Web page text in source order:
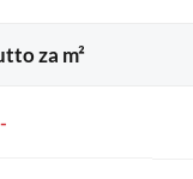
za m²
-